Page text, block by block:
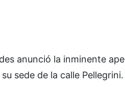
anunció la inminente
sede de la calle Pellegrini.